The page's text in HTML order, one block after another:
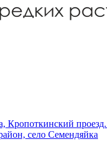
село Семендяйка